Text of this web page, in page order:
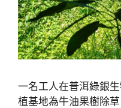
一名工人在普洱綠銀
植基地為牛油果樹除